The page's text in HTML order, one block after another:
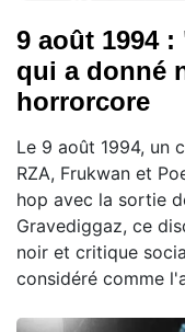
9 août 1994
qui a donné
horrorcore
Le 9 août 1994, un
RZA, Frukwan et
hop avec la sortie
Gravediggaz, ce
noir et critique
considéré comme